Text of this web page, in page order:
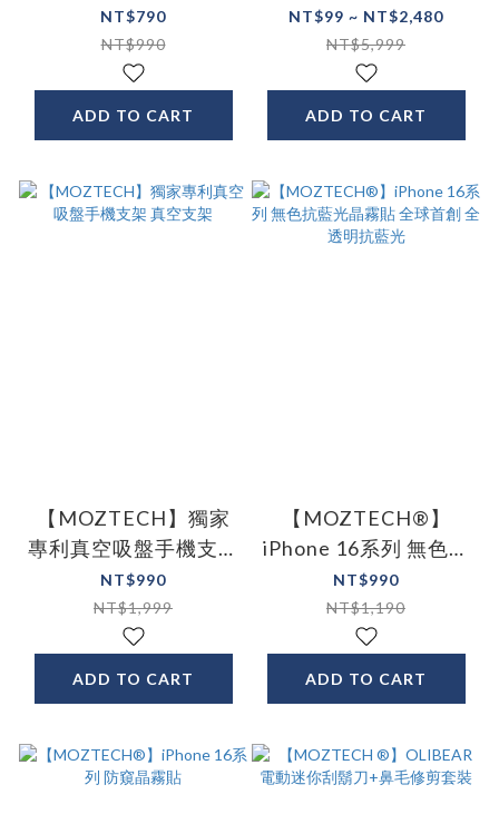
雕晶霧貼電競膜
NT$790
NT$990
ADD TO CART
源
NT$99 ~ NT$2,480
NT$5,999
ADD TO CART
【MOZTECH】獨家
專利真空吸盤手機支架
真空支架
NT$990
NT$1,999
ADD TO CART
【MOZTECH®】
iPhone 16系列 無色抗
藍光晶霧貼 全球首創
全透明抗藍光
NT$990
NT$1,190
ADD TO CART